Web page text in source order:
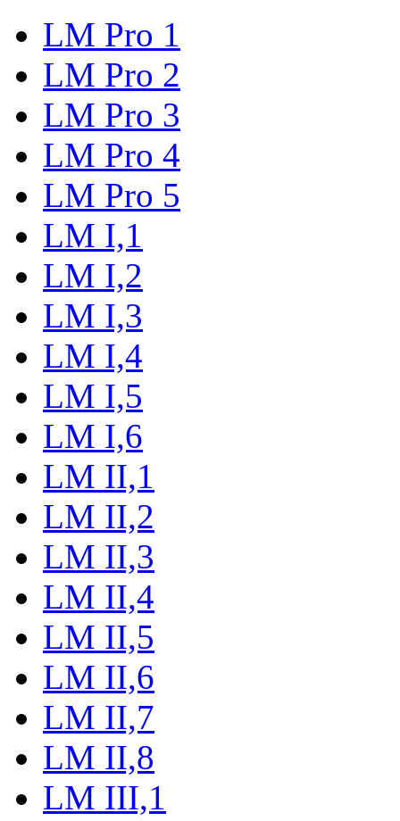
LM Pro 1
LM Pro 2
LM Pro 3
LM Pro 4
LM Pro 5
LM I,1
LM I,2
LM I,3
LM I,4
LM I,5
LM I,6
LM II,1
LM II,2
LM II,3
LM II,4
LM II,5
LM II,6
LM II,7
LM II,8
LM III,1